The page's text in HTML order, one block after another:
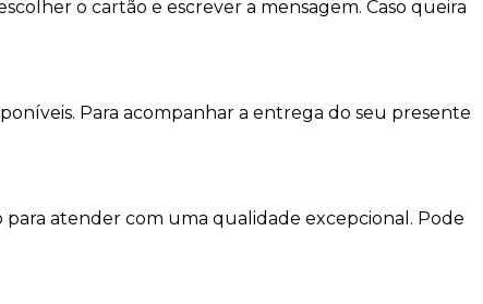
o cartão e escrever a mensagem. Caso queira
Para acompanhar a entrega do seu presente
para atender com uma qualidade excepcional. Pode